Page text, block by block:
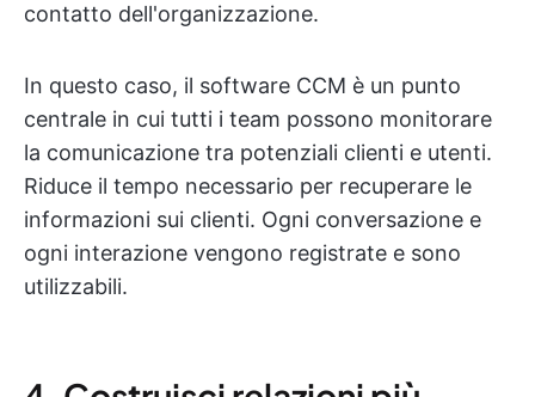
contatto dell'organizzazione.
In questo caso, il software CCM è un punto
centrale in cui tutti i team possono monitorare
la comunicazione tra potenziali clienti e utenti.
Riduce il tempo necessario per recuperare le
informazioni sui clienti. Ogni conversazione e
ogni interazione vengono registrate e sono
utilizzabili.